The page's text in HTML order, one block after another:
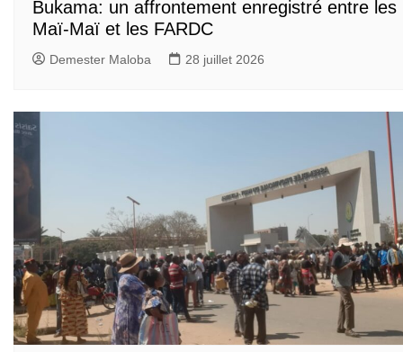
Bukama: un affrontement enregistré entre les
Maï-Maï et les FARDC
Demester Maloba 28 juillet 2026